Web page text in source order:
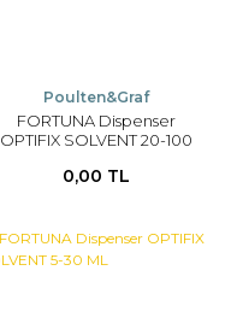
Poulten&Graf
FORTUNA Dispenser
OPTIFIX SOLVENT 20-100
0,00 TL